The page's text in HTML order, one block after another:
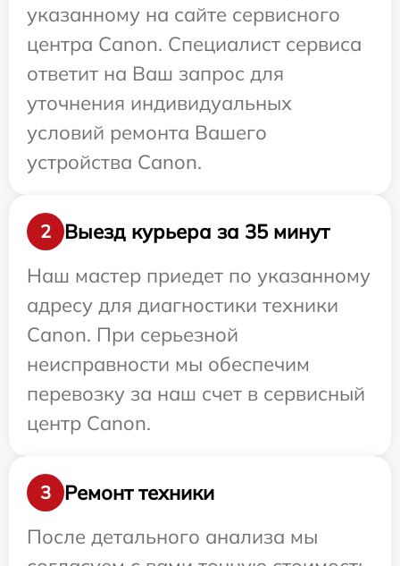
указанному на сайте сервисного
центра Canon. Специалист сервиса
ответит на Ваш запрос для
уточнения индивидуальных
условий ремонта Вашего
устройства Canon.
2
Выезд курьера за 35 минут
Наш мастер приедет по указанному
адресу для диагностики техники
Canon. При серьезной
неисправности мы обеспечим
перевозку за наш счет в сервисный
центр Canon.
3
Ремонт техники
После детального анализа мы